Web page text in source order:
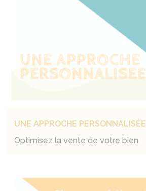
UNE APPROCHE PERSONNALISÉE
Optimisez la vente de votre bien